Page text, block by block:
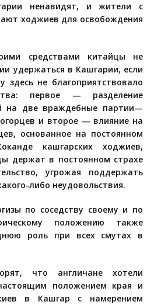
ненавидят, и жители с
ходжиев для освобождения
средствами китайцы не
удержаться в Кашгарии, если
здесь не благоприятствовало
первое — разделение
на две враждебные партии—
и второе — влияние на
основанное на постоянном
кашгарских ходжиев,
держат в постоянном страхе
угрожая поддержать
либо неудовольствия.
по соседству своему и по
положению также
роль при всех смутах в
что англичане хотели
положением края и
в Кашгар с намерением